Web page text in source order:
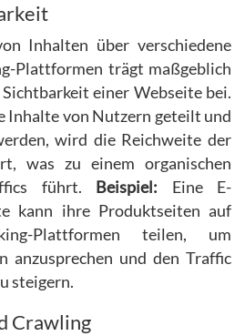
Inhalten über verschiedene
Plattformen trägt maßgeblich
einer Webseite bei.
Inhalte von Nutzern geteilt und
wird die Reichweite der
was zu einem organischen
führt. Beispiel: Eine E-
kann ihre Produktseiten auf
Plattformen teilen, um
anzusprechen und den Traffic
steigern.
Crawling